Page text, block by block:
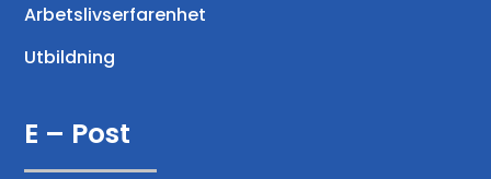
Arbetslivserfarenhet
Utbildning
E – Post